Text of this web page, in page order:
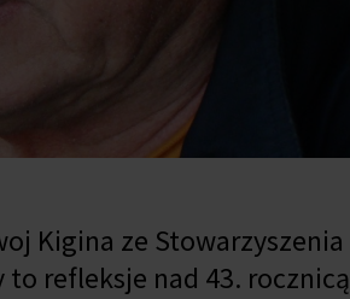
Kigina ze Stowarzyszenia
to refleksje nad 43. rocznicą